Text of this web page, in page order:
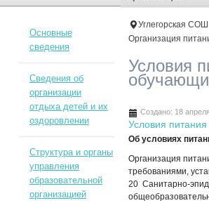
Углегорская СОШ
Организация
Условия
Создано: 18
Условия
Об условиях
Организация
требованиями,
20 Санитарно-
Основные
сведения
Сведения об
организации
отдыха детей и их
оздоровлении
Структура и органы
управления
образовательной
организацией